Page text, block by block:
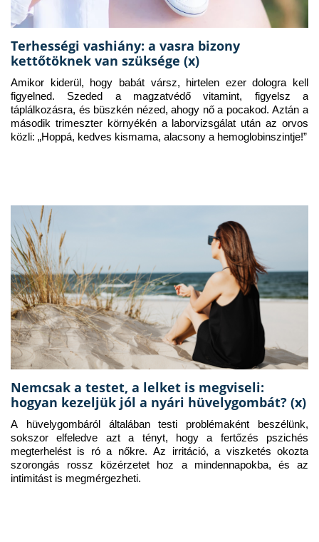
Terhességi vashiány: a vasra bizony
kettőtöknek van szüksége (x)
Amikor kiderül, hogy babát vársz, hirtelen ezer dologra kell
figyelned. Szeded a magzatvédő vitamint, figyelsz a
táplálkozásra, és büszkén nézed, ahogy nő a pocakod. Aztán a
második trimeszter környékén a laborvizsgálat után az orvos
közli: „Hoppá, kedves kismama, alacsony a hemoglobinszintje!”
Nemcsak a testet, a lelket is megviseli:
hogyan kezeljük jól a nyári hüvelygombát? (x)
A hüvelygombáról általában testi problémaként beszélünk,
sokszor elfeledve azt a tényt, hogy a fertőzés pszichés
megterhelést is ró a nőkre. Az irritáció, a viszketés okozta
szorongás rossz közérzetet hoz a mindennapokba, és az
intimitást is megmérgezheti.